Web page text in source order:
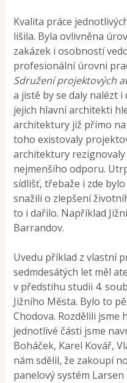
Kvalita práce
lišila. Byla ovlivněna
zakázek i osobností
profesionální úrovni
Sdružení projektových
a jistě by se daly nalézt
jejich hlavní architekti
architektury již přímo na
toho existovaly
architektury rezignovaly
nejmenšího odporu.
sídlišť, třebaže i zde
snažili o zlepšení
to i dařilo. Například
Barrandov.
Uvedu příklad z vlastní
sedmdesátých let měl
v předstihu studii 4.
Jižního Města. Bylo to
Chodova. Rozdělili jsme
jednotlivé části jsme
Boháček, Karel Kovář,
nám sdělil, že zakoupí
panelový systém